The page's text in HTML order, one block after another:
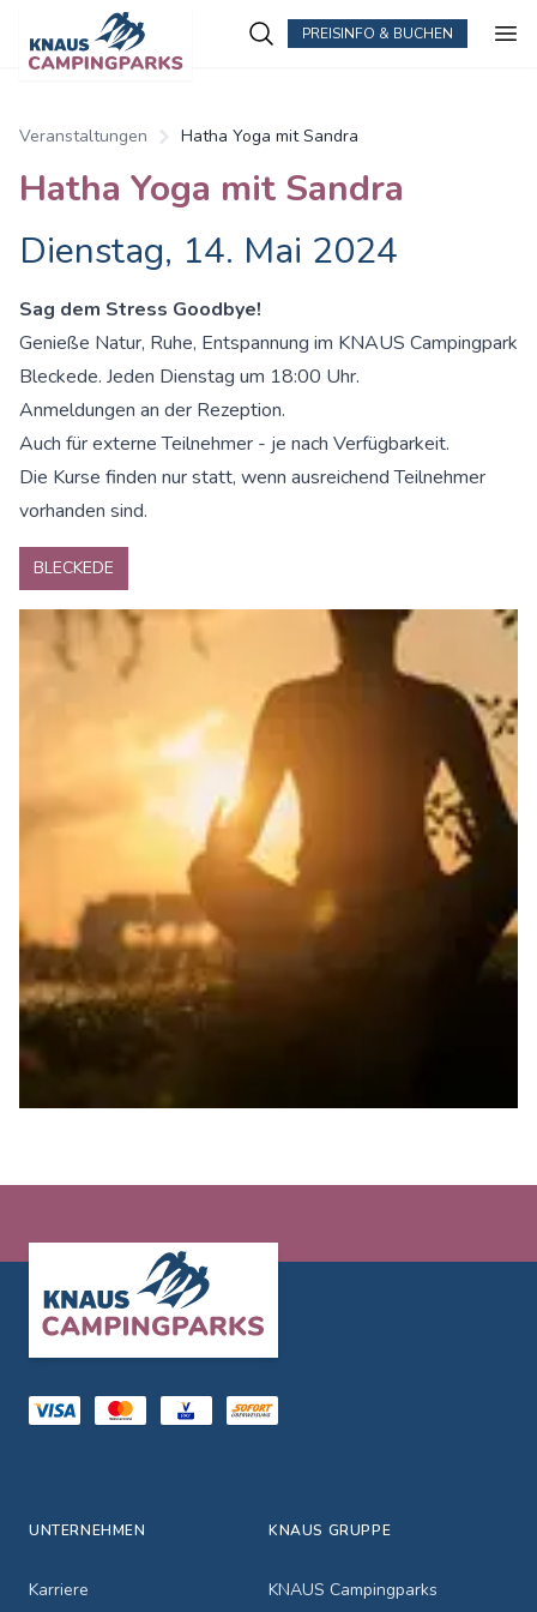
PREISINFO & BUCHEN
Veranstaltungen Hatha Yoga mit Sandra
Hatha Yoga mit Sandra
Dienstag, 14. Mai 2024
Sag dem Stress Goodbye!
Genieße Natur, Ruhe, Entspannung im KNAUS Campingpark
Bleckede. Jeden Dienstag um 18:00 Uhr.
Anmeldungen an der Rezeption.
Auch für externe Teilnehmer - je nach Verfügbarkeit.
Die Kurse finden nur statt, wenn ausreichend Teilnehmer
vorhanden sind.
BLECKEDE
UNTERNEHMEN
Karriere
KNAUS GRUPPE
KNAUS Campingparks